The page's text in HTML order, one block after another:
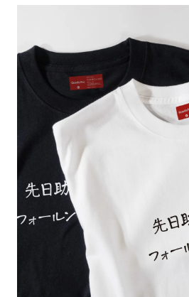
個数
カートに
で解像度200dp以上必要
いの規格サイズにつきまし
プレートの用意があります
イページの「購入履歴」よ
てご利用くださいませ。
お客様自身でオリジナル
場合につきましてはご希望
に対して四辺（すべての辺
したサイズで製作ください
どについては仕上がりサイ
20ｍｍ程度内側の範囲内
ください）
当社の既製デザインを利用
製作したい場合
該当いたします。既製のデ
分だけののぼり旗をつくり
イン改造や既製デザインに自
名前入れや会社のロゴなど
相談もお請けしております。
名入れについて
当社の既製のぼり旗に対し
テキストや企業情報・お店情
むことができます。ご購入
名などをご記載ください。
がバッチリデザインします
定がなければ、のぼりのイ
ただ、お客様の飾り付けた
もしかしたら左側と上につい
側と上についていた方が良
ません。
風向きを考えながらチチの
デザインをするとどの方向
と良いかひらめくかもしれ
の方向性につきましてはお客
ますので、見られる方（お
り反転したデザインをみる
れるデザインを提供したい
その辺を参考にするとよい
みする都合や・最終的な
など）のでサイズの指定に
位は不可となります。最終
ズレ5ｍｍ程度は起きる可
みする都合や・最終的な
など）のでサイズの指定に
位は不可となります。最終
ズレ5ｍｍ程度は起きる可
生地のふちを大きく棒袋状
を通す筒をつくります。ポ
むため、耐久性があがり、
立ちます。
カーブ形状の特殊なのぼり
工方法となります。
ハトメ加工
ハトメ（鳩目）とは、革や
を補強するために取り付け
側にロープなどで固定して
生地のふちを大きく棒袋状
を通す筒をつくります。ポ
むため、耐久性があがり、
立ちます。
カーブ形状の特殊なのぼり
工方法となります。
ハトメ加工
ハトメ（鳩目）とは、革や
を補強するために取り付け
側にロープなどで固定して
各辺のおおむね3～5ｍｍ程
い糸を走らせて補強します
のぼり旗の１辺～４辺は折り
すのでその部分のホツレや
を防止する効果があります。
棒袋縫いの場合、補強が無
ポンジ（一
一般的なのぼり旗の生地は
厚みが約0.14ｍｍのとても
ます。
のぼり旗製作で一番良く使
す。生地の厚みが薄く、裏
しやすい生地です。